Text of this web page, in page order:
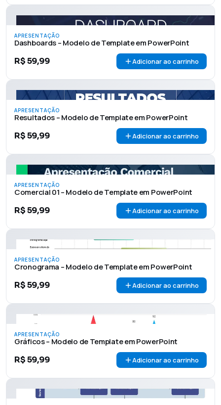
APRESENTAÇÃO
Dashboards – Modelo de Template em PowerPoint
R$59,99 Adicionar ao carrinho
APRESENTAÇÃO
Resultados – Modelo de Template em PowerPoint
R$59,99 Adicionar ao carrinho
APRESENTAÇÃO
Comercial 01 – Modelo de Template em PowerPoint
R$59,99 Adicionar ao carrinho
APRESENTAÇÃO
Cronograma – Modelo de Template em PowerPoint
R$59,99 Adicionar ao carrinho
APRESENTAÇÃO
Gráficos – Modelo de Template em PowerPoint
R$59,99 Adicionar ao carrinho